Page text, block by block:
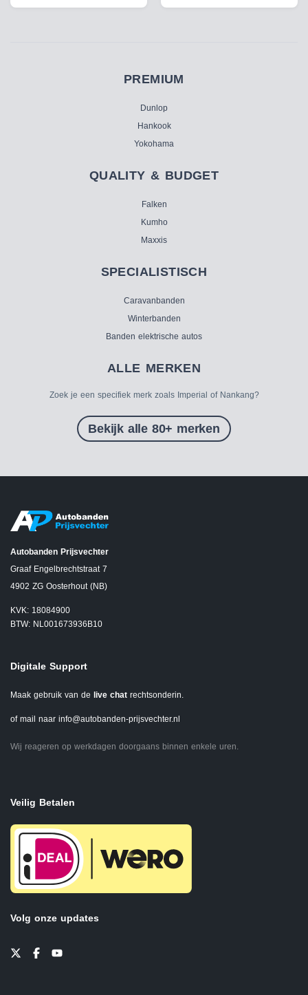
PREMIUM
Dunlop
Hankook
Yokohama
QUALITY & BUDGET
Falken
Kumho
Maxxis
SPECIALISTISCH
Caravanbanden
Winterbanden
Banden elektrische autos
ALLE MERKEN
Zoek je een specifiek merk zoals Imperial of Nankang?
Bekijk alle 80+ merken
Autobanden Prijsvechter
Graaf Engelbrechtstraat 7
4902 ZG Oosterhout (NB)
KVK: 18084900
BTW: NL001673936B10
Digitale Support
Maak gebruik van de live chat rechtsonderin.
of mail naar info@autobanden-prijsvechter.nl
Wij reageren op werkdagen doorgaans binnen enkele uren.
Veilig Betalen
Volg onze updates